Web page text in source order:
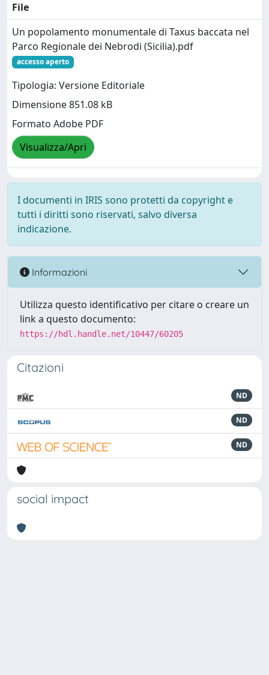
File
Un popolamento monumentale di Taxus baccata nel
Parco Regionale dei Nebrodi (Sicilia).pdf
accesso aperto
Tipologia: Versione Editoriale
Dimensione 851.08 kB
Formato Adobe PDF
Visualizza/Apri
I documenti in IRIS sono protetti da copyright e
tutti i diritti sono riservati, salvo diversa
indicazione.
Informazioni
Utilizza questo identificativo per citare o creare un
link a questo documento:
https://hdl.handle.net/10447/60205
Citazioni
ND
ND
ND
social impact